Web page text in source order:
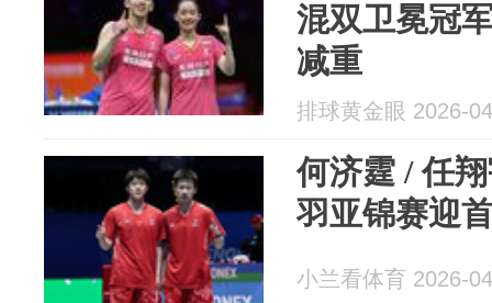
混双卫冕冠
减重
排球黄金眼 2026-
何济霆 / 任
羽亚锦赛迎
小兰看体育 2026-